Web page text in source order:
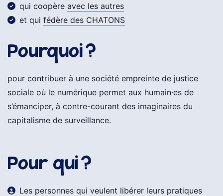
qui coopère avec les autres
et qui fédère des CHATONS
Pourquoi ?
pour contribuer à une société empreinte de justice
sociale où le numérique permet aux humain·es de
s’émanciper, à contre-courant des imaginaires du
capitalisme de surveillance.
Pour qui ?
Les personnes qui veulent libérer leurs pratiques